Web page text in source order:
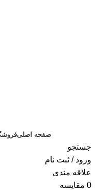
صفحه اصلی
جستجو
ورود / ثبت نام
علاقه مندی
0 مقايسه